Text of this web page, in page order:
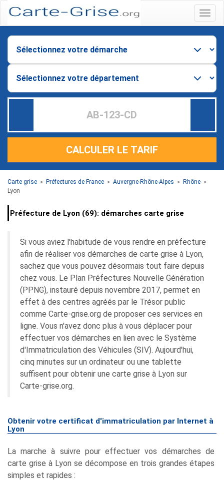
Menu
CALCULER LE TARIF
Carte grise > Préfectures de France > Auvergne-Rhône-Alpes > Rhône >
Lyon
Préfecture de Lyon (69): démarches carte grise
Si vous aviez l'habitude de vous rendre en préfecture
afin de réaliser vos démarches de carte grise à Lyon,
sachez que vous pouvez désormais tout faire depuis
chez vous. Le Plan Préfectures Nouvelle Génération
(PPNG), instauré depuis novembre 2017, permet en
effet à des centres agréés par le Trésor public
comme Carte-grise.org de proposer ces services en
ligne. Vous n'avez donc plus à vous déplacer pour
effectuer vos démarches en lien avec le Système
d'Immatriculation des Véhicules (SIV). Aujourd'hui,
cinq minutes sur un ordinateur ou une tablette
suffisent pour obtenir une carte grise à Lyon sur
Carte-grise.org.
Obtenir votre certificat d'immatriculation par Internet à
Lyon
La marche à suivre pour effectuer vos démarches de
carte grise à Lyon se décompose en trois grandes étapes
simples et rapides :